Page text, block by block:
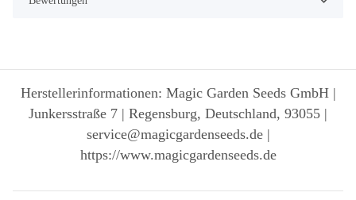
Herstellerinformationen: Magic Garden Seeds GmbH |
Junkersstraße 7 | Regensburg, Deutschland, 93055 |
service@magicgardenseeds.de |
https://www.magicgardenseeds.de